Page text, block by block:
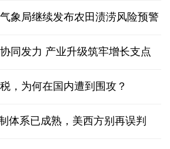
象局继续发布农田渍涝风险预警
同发力 产业升级筑牢增长支点
，为何在国内遭到围攻？
体系已成熟，美西方别再误判